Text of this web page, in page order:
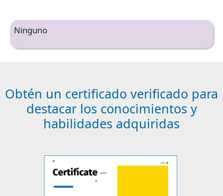
Ninguno
Obtén un certificado verificado para
destacar los conocimientos y
habilidades adquiridas
Image